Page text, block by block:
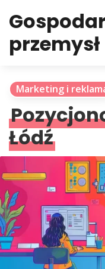
przemysł
Marketing i
Łódź